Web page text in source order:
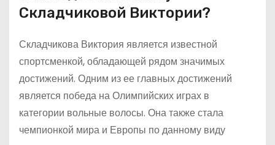
Складчиковой Виктории?
Складчикова Виктория является известной
спортсменкой, обладающей рядом значимых
достижений. Одним из ее главных достижений
является победа на Олимпийских играх в
категории вольные волосы. Она также стала
чемпионкой мира и Европы по данному виду